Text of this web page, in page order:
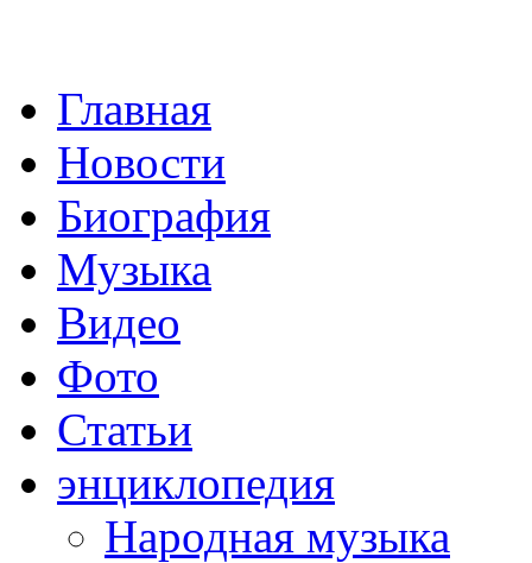
Главная
Новости
Биография
Музыка
Видео
Фото
Статьи
энциклопедия
Народная музыка